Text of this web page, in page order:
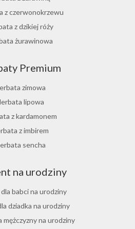
z czerwonokrzewu
z dzikiej róży
żurawinowa
paragwajski
herbata
różana
z lukrecji
z rokitnika
jesienna
Premium
zimowa
lipowa
z kardamonem
z imbirem
sencha
jaśminowa
jasminowa
rumiankowa
włoski herbata
na urodziny
babci na urodziny
dziadka na urodziny
mężczyzny na urodziny